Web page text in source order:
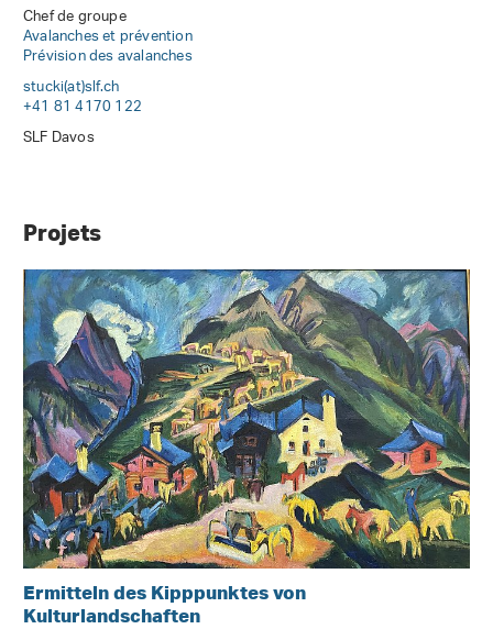
Chef de groupe
Avalanches et prévention
Prévision des avalanches
stucki(at)slf.ch
+41 81 4170 122
SLF Davos
Projets
Ermitteln des Kipppunktes von
Kulturlandschaften